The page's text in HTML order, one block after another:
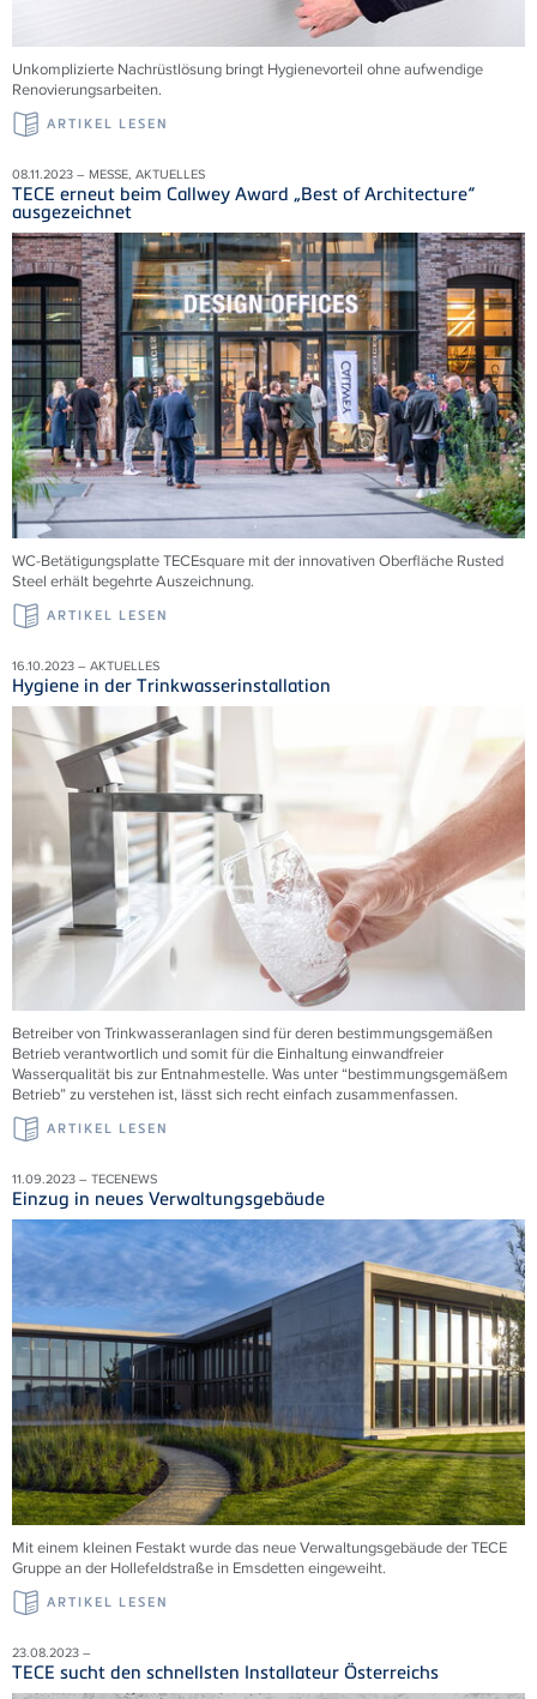
Unkomplizierte Nachrüstlösung bringt Hygienevorteil ohne aufwendige
Renovierungsarbeiten.
ARTIKEL LESEN
08.11.2023 – MESSE, AKTUELLES
TECE erneut beim Callwey Award „Best of Architecture“
ausgezeichnet
WC-Betätigungsplatte TECEsquare mit der innovativen Oberfläche Rusted
Steel erhält begehrte Auszeichnung.
ARTIKEL LESEN
16.10.2023 – AKTUELLES
Hygiene in der Trinkwasserinstallation
Betreiber von Trinkwasseranlagen sind für deren bestimmungsgemäßen
Betrieb verantwortlich und somit für die Einhaltung einwandfreier
Wasserqualität bis zur Entnahmestelle. Was unter “bestimmungsgemäßem
Betrieb” zu verstehen ist, lässt sich recht einfach zusammenfassen.
ARTIKEL LESEN
11.09.2023 – TECENEWS
Einzug in neues Verwaltungsgebäude
Mit einem kleinen Festakt wurde das neue Verwaltungsgebäude der TECE
Gruppe an der Hollefeldstraße in Emsdetten eingeweiht.
ARTIKEL LESEN
23.08.2023 –
TECE sucht den schnellsten Installateur Österreichs